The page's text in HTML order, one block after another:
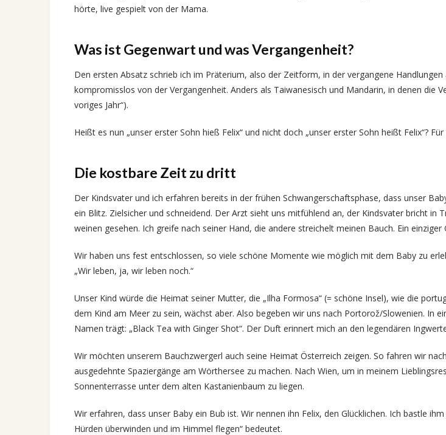
hörte, live gespielt von der Mama.
Was ist Gegenwart und was Vergangenheit?
Den ersten Absatz schrieb ich im Präterium, also der Zeitform, in der vergangene
kompromisslos von der Vergangenheit. Anders als Taiwanesisch und Mandarin, in denen die
voriges Jahr“).
Heißt es nun „unser erster Sohn hieß Felix“ und nicht doch „unser erster Sohn heißt Felix“?
Die kostbare Zeit zu dritt
Der Kindsvater und ich erfahren bereits in der frühen Schwangerschaftsphase, dass unser
ein Blitz. Zielsicher und schneidend. Der Arzt sieht uns mitfühlend an, der Kindsvater bricht in
weinen gesehen. Ich greife nach seiner Hand, die andere streichelt meinen Bauch. Ein
Wir haben uns fest entschlossen, so viele schöne Momente wie möglich mit dem Baby zu
„Wir leben, ja, wir leben noch.“
Unser Kind würde die Heimat seiner Mutter, die „Ilha Formosa“ (= schöne Insel), wie die
dem Kind am Meer zu sein, wächst aber. Also begeben wir uns nach Portorož/Slowenien. In
Namen trägt: „Black Tea with Ginger Shot“. Der Duft erinnert mich an den legendären
Wir möchten unserem Bauchzwergerl auch seine Heimat Österreich zeigen. So fahren wir
ausgedehnte Spaziergänge am Wörthersee zu machen. Nach Wien, um in meinem
Sonnenterrasse unter dem alten Kastanienbaum zu liegen.
Wir erfahren, dass unser Baby ein Bub ist. Wir nennen ihn Felix, den Glücklichen. Ich bastle
Hürden überwinden und im Himmel flegen“ bedeutet.